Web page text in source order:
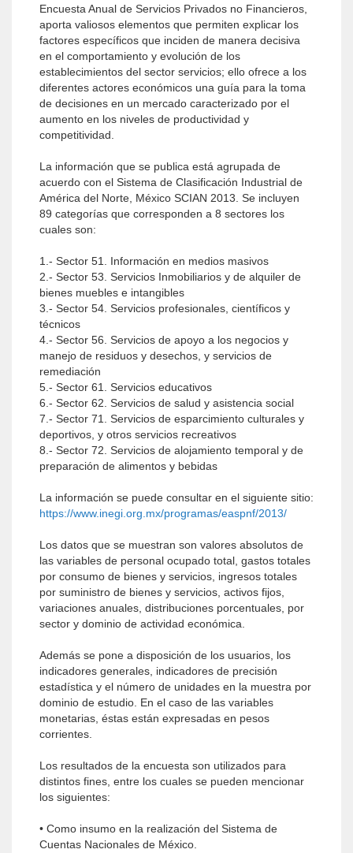
Encuesta Anual de Servicios Privados no Financieros,
aporta valiosos elementos que permiten explicar los
factores específicos que inciden de manera decisiva
en el comportamiento y evolución de los
establecimientos del sector servicios; ello ofrece a los
diferentes actores económicos una guía para la toma
de decisiones en un mercado caracterizado por el
aumento en los niveles de productividad y
competitividad.
La información que se publica está agrupada de
acuerdo con el Sistema de Clasificación Industrial de
América del Norte, México SCIAN 2013. Se incluyen
89 categorías que corresponden a 8 sectores los
cuales son:
1.- Sector 51. Información en medios masivos
2.- Sector 53. Servicios Inmobiliarios y de alquiler de
bienes muebles e intangibles
3.- Sector 54. Servicios profesionales, científicos y
técnicos
4.- Sector 56. Servicios de apoyo a los negocios y
manejo de residuos y desechos, y servicios de
remediación
5.- Sector 61. Servicios educativos
6.- Sector 62. Servicios de salud y asistencia social
7.- Sector 71. Servicios de esparcimiento culturales y
deportivos, y otros servicios recreativos
8.- Sector 72. Servicios de alojamiento temporal y de
preparación de alimentos y bebidas
La información se puede consultar en el siguiente sitio:
https://www.inegi.org.mx/programas/easpnf/2013/
Los datos que se muestran son valores absolutos de
las variables de personal ocupado total, gastos totales
por consumo de bienes y servicios, ingresos totales
por suministro de bienes y servicios, activos fijos,
variaciones anuales, distribuciones porcentuales, por
sector y dominio de actividad económica.
Además se pone a disposición de los usuarios, los
indicadores generales, indicadores de precisión
estadística y el número de unidades en la muestra por
dominio de estudio. En el caso de las variables
monetarias, éstas están expresadas en pesos
corrientes.
Los resultados de la encuesta son utilizados para
distintos fines, entre los cuales se pueden mencionar
los siguientes:
• Como insumo en la realización del Sistema de
Cuentas Nacionales de México.